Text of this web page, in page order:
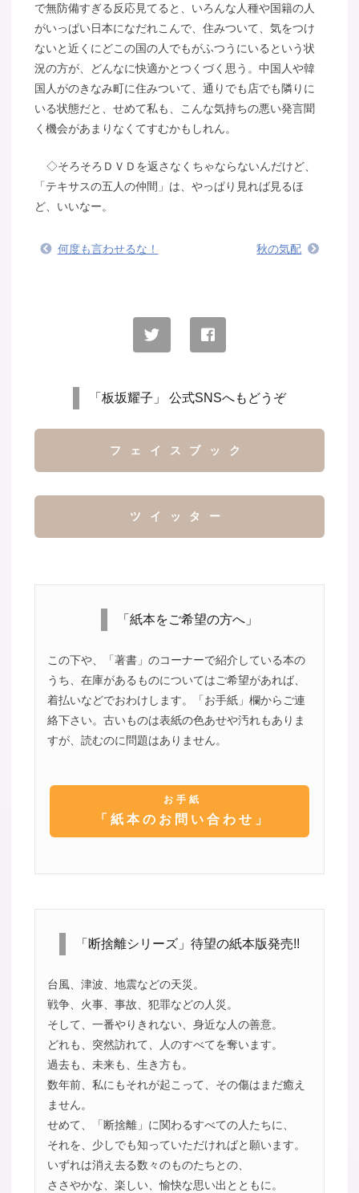
で無防備すぎる反応見てると、いろんな人種や国籍の人
がいっぱい日本になだれこんで、住みついて、気をつけ
ないと近くにどこの国の人でもがふつうにいるという状
況の方が、どんなに快適かとつくづく思う。中国人や韓
国人がのきなみ町に住みついて、通りでも店でも隣りに
いる状態だと、せめて私も、こんな気持ちの悪い発言聞
く機会があまりなくてすむかもしれん。
◇そろそろＤＶＤを返さなくちゃならないんだけど、
「テキサスの五人の仲間」は、やっぱり見れば見るほ
ど、いいなー。
何度も言わせるな！ 秋の気配
「板坂耀子」 公式SNSへもどうぞ
フェイスブック
ツイッター
「紙本をご希望の方へ」
この下や、「著書」のコーナーで紹介している本の
うち、在庫があるものについてはご希望があれば、
着払いなどでおわけします。「お手紙」欄からご連
絡下さい。古いものは表紙の色あせや汚れもありま
すが、読むのに問題はありません。
お手紙
「紙本のお問い合わせ」
「断捨離シリーズ」待望の紙本版発売!!
台風、津波、地震などの天災。
戦争、火事、事故、犯罪などの人災。
そして、一番やりきれない、身近な人の善意。
どれも、突然訪れて、人のすべてを奪います。
過去も、未来も、生き方も。
数年前、私にもそれが起こって、その傷はまだ癒え
ません。
せめて、「断捨離」に関わるすべての人たちに、
それを、少しでも知っていただければと願います。
いずれは消え去る数々のものたちとの、
ささやかな、楽しい、愉快な思い出とともに。